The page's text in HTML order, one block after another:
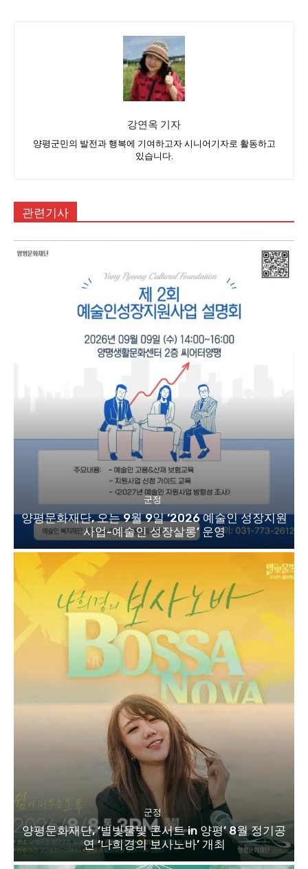
강연옥 기자
양평군민의 발전과 행복에 기여하고자 시니어기자로 활동하고
있습니다.
관련기사
군정
양평문화재단, 오는 9월 9일 ‘2026 예술인 성장지원
사업-예술인 성장살롱’ 운영
군정
양평문화재단, ‘별빛물빛 콘서트 in 양평’ 8월 정기공
연 ‘나희경의 보사노바’ 개최